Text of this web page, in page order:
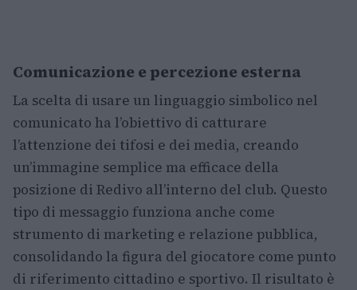
Comunicazione e percezione esterna
La scelta di usare un linguaggio simbolico nel
comunicato ha l’obiettivo di catturare
l’attenzione dei tifosi e dei media, creando
un’immagine semplice ma efficace della
posizione di Redivo all’interno del club. Questo
tipo di messaggio funziona anche come
strumento di marketing e relazione pubblica,
consolidando la figura del giocatore come punto
di riferimento cittadino e sportivo. Il risultato è